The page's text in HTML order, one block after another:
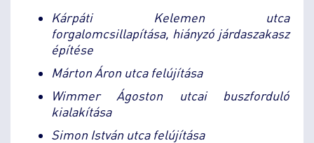
Kárpáti Kelemen utca
forgalomcsillapítása, hiányzó járdaszakasz
építése
Márton Áron utca felújítása
Wimmer Ágoston utcai buszforduló
kialakítása
Simon István utca felújítása